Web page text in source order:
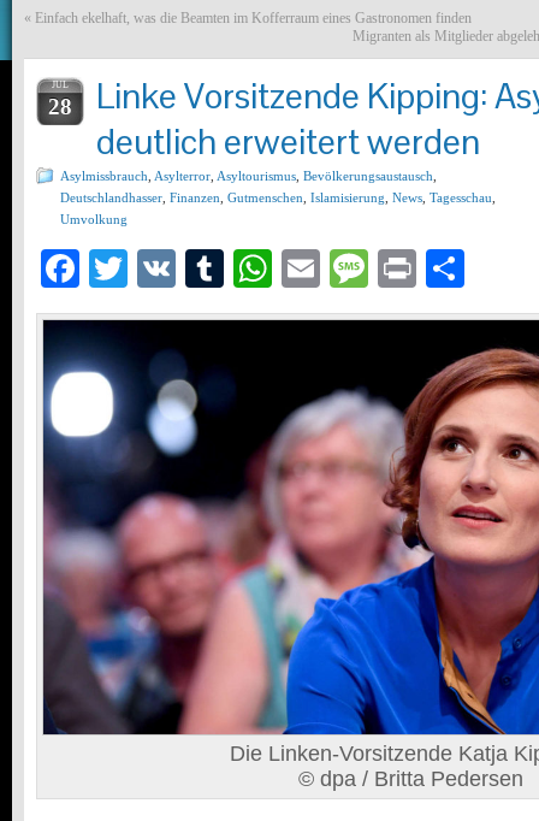
« Einfach ekelhaft, was die Beamten im Kofferraum eines Gastronomen finden
Migranten als Mitglieder
JUL
28
Linke Vorsitzende Kipping:
deutlich erweitert werden
Asylmissbrauch Asylterror Asyltourismus Bevölkerungsaustausch
Deutschlandhasser Finanzen Gutmenschen Islamisierung News Tagesschau
Umvolkung
Facebook
Twitter
VK Tumblr
WhatsApp
EmailMessage
Print
Die Linken-Vorsitzende Katja
© dpa / Britta Pedersen